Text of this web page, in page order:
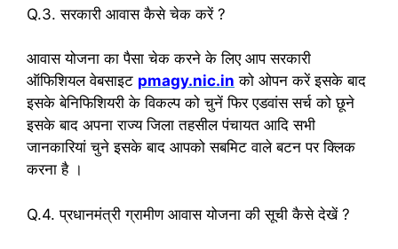
Q.3. सरकारी आवास कैसे चेक करें ?
आवास योजना का पैसा चेक करने के लिए आप सरकारी
ऑफिशियल वेबसाइट pmagy.nic.in को ओपन करें इसके बाद
इसके बेनिफिशियरी के विकल्प को चुनें फिर एडवांस सर्च को छूने
इसके बाद अपना राज्य जिला तहसील पंचायत आदि सभी
जानकारियां चुने इसके बाद आपको सबमिट वाले बटन पर क्लिक
करना है ।
Q.4. प्रधानमंत्री ग्रामीण आवास योजना की सूची कैसे देखें ?